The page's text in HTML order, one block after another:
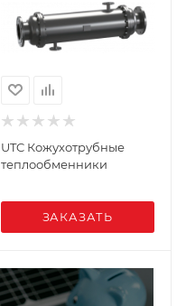
UTC Кожухотрубные
теплообменники
ЗАКАЗАТЬ